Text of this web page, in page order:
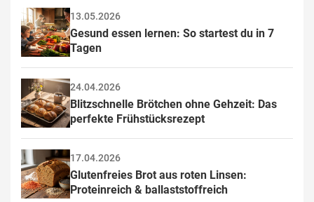
13.05.2026
Gesund essen lernen: So startest du in 7
Tagen
24.04.2026
Blitzschnelle Brötchen ohne Gehzeit: Das
perfekte Frühstücksrezept
17.04.2026
Glutenfreies Brot aus roten Linsen:
Proteinreich & ballaststoffreich